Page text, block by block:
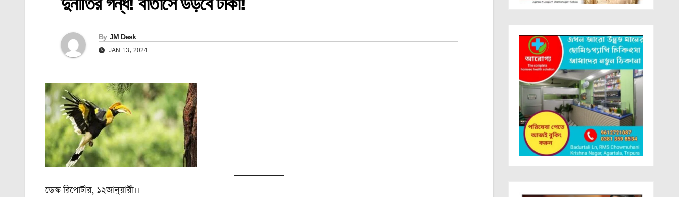
By JM Desk
JAN 13, 2024
ডেস্ক রিপোর্টার, ১২জানুয়ারী।।